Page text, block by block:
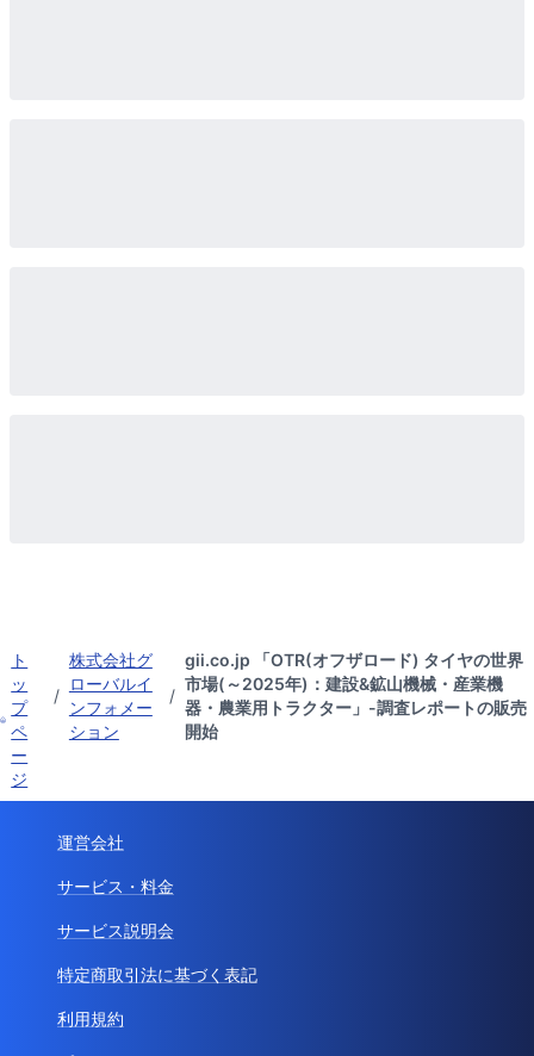
ト
ッ
プ
ペ
ー
ジ
/
株式会社グ
ローバルイ
ンフォメー
ション
/
gii.co.jp 「OTR(オフザロード) タイヤの世界
市場(～2025年)：建設&鉱山機械・産業機
器・農業用トラクター」-調査レポートの販売
開始
運営会社
サービス・料金
サービス説明会
特定商取引法に基づく表記
利用規約